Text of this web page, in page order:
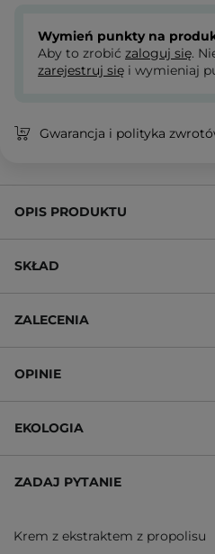
Wymień punkty na
Aby to zrobić zaloguj się.
zarejestruj się i wymieniaj
Gwarancja i polityka
OPIS PRODUKTU
SKŁAD
ZALECENIA
OPINIE
EKOLOGIA
ZADAJ PYTANIE
Krem z ekstraktem z propolisu